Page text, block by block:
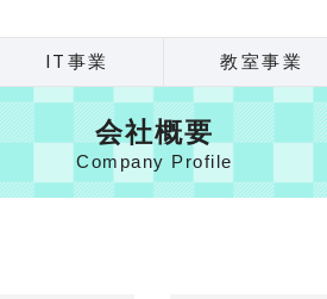
IT事業 教室事業
会社概要
Company Profile